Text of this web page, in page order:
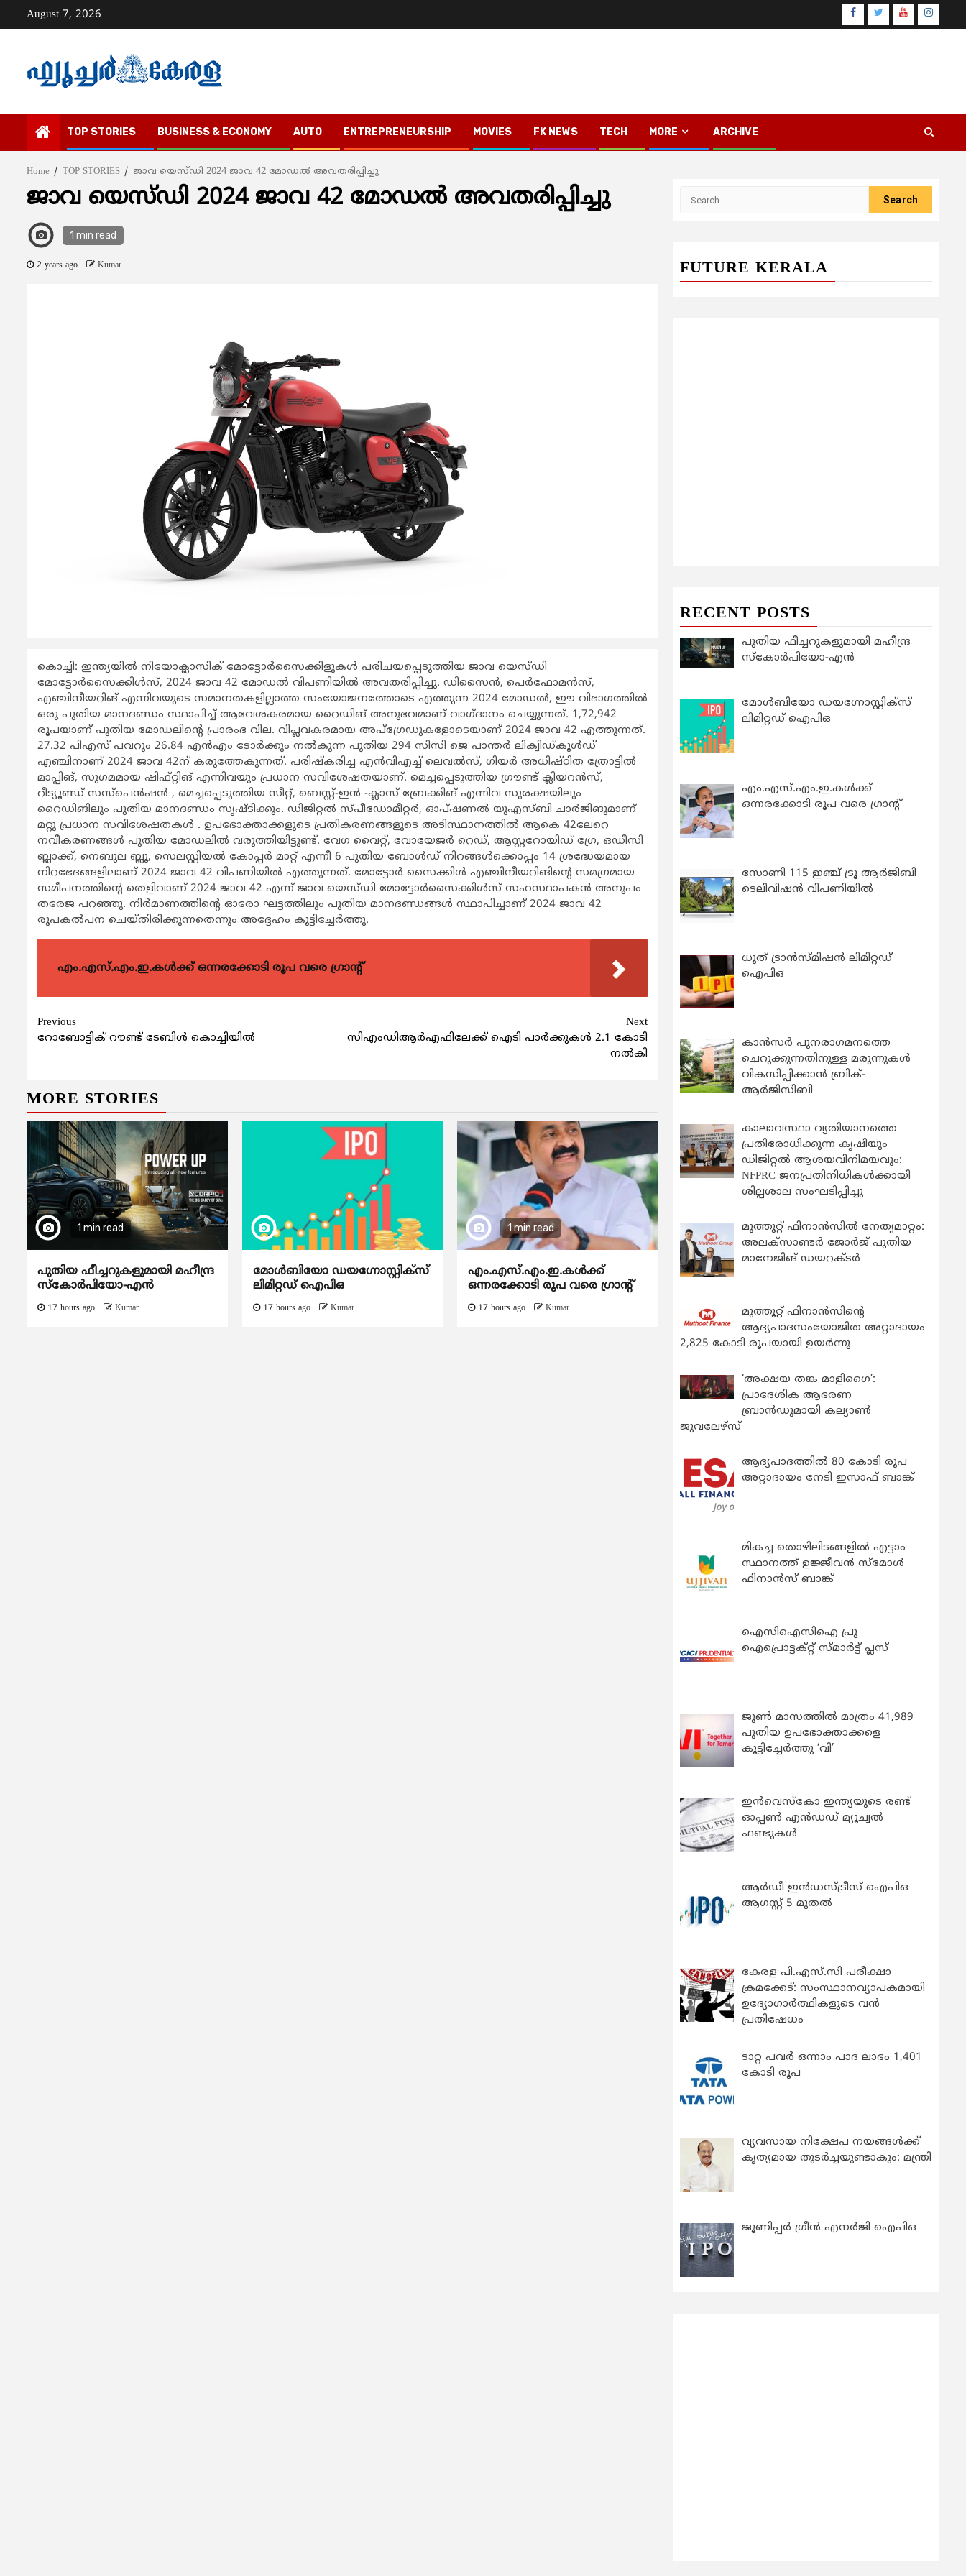
August 7, 2026 Facebook
TwitterYoutube
TOP STORIES BUSINESS & ECONOMY AUTO ENTREPRENEURSHIP MOVIES FK NEWS TECH MORE ARCHIVE
Home TOP STORIES ജാവ യെസ്ഡി 2024 ജാവ 42 മോഡല്‍ അവതരിപ്പിച്ചു
ജാവ യെസ്ഡി 2024 ജാവ 42 മോഡല്‍ അവതരിപ്പിച്ചു
1 min read
2 years ago Kumar
കൊച്ചി: ഇന്ത്യയില്‍ നിയോക്ലാസിക് മോട്ടോര്‍സൈക്കിളുകള്‍ പരിചയപ്പെടുത്തിയ ജാവ യെസ്ഡി
മോട്ടോര്‍സൈക്കിള്‍സ്, 2024 ജാവ 42 മോഡല്‍ വിപണിയില്‍ അവതരിപ്പിച്ചു. ഡിസൈന്‍, പെര്‍ഫോമന്‍സ്,
എഞ്ചിനീയറിങ് എന്നിവയുടെ സമാനതകളില്ലാത്ത സംയോജനത്തോടെ എത്തുന്ന 2024 മോഡല്‍, ഈ വിഭാഗത്തില്‍
ഒരു പുതിയ മാനദണ്ഡം സ്ഥാപിച്ച് ആവേശകരമായ റൈഡിങ് അനുഭവമാണ് വാഗ്ദാനം ചെയ്യുന്നത്. 1,72,942
രൂപയാണ് പുതിയ മോഡലിന്‍റെ പ്രാരംഭ വില. വിപ്ലവകരമായ അപ്ഗ്രേഡുകളോടെയാണ് 2024 ജാവ 42 എത്തുന്നത്.
27.32 പിഎസ് പവറും 26.84 എന്‍എം ടോര്‍ക്കും നല്‍കുന്ന പുതിയ 294 സിസി ജെ പാന്തര്‍ ലിക്വിഡ്കൂള്‍ഡ്
എഞ്ചിനാണ് 2024 ജാവ 42ന് കരുത്തേകുന്നത്. പരിഷ്കരിച്ച എന്‍വിഎച്ച് ലെവല്‍സ്, ഗിയര്‍ അധിഷ്ഠിത ത്രോട്ടില്‍
മാപ്പിങ്, സുഗമമായ ഷിഫ്റ്റിങ് എന്നിവയും പ്രധാന സവിശേഷതയാണ്. മെച്ചപ്പെടുത്തിയ ഗ്രൗണ്ട് ക്ലിയറന്‍സ്,
റീട്യൂണ്ഡ് സസ്പെന്‍ഷന്‍ , മെച്ചപ്പെടുത്തിയ സീറ്റ്, ബെസ്റ്റ്-ഇന്‍ -ക്ലാസ് ബ്രേക്കിങ് എന്നിവ സുരക്ഷയിലും
റൈഡിങിലും പുതിയ മാനദണ്ഡം സൃഷ്ടിക്കും. ഡിജിറ്റല്‍ സ്പീഡോമീറ്റര്‍, ഓപ്ഷണല്‍ യുഎസ്ബി ചാര്‍ജിങുമാണ്
മറ്റു പ്രധാന സവിശേഷതകള്‍ . ഉപഭോക്താക്കളുടെ പ്രതികരണങ്ങളുടെ അടിസ്ഥാനത്തില്‍ ആകെ 42ലേറെ
നവീകരണങ്ങള്‍ പുതിയ മോഡലില്‍ വരുത്തിയിട്ടുണ്ട്. വേഗ വൈറ്റ്, വോയേജര്‍ റെഡ്, ആസ്റ്ററോയിഡ് ഗ്രേ, ഒഡീസി
ബ്ലാക്ക്, നെബുല ബ്ലൂ, സെലസ്റ്റിയല്‍ കോപ്പര്‍ മാറ്റ് എന്നീ 6 പുതിയ ബോള്‍ഡ് നിറങ്ങള്‍ക്കൊപ്പം 14 ശ്രദ്ധേയമായ
നിറഭേദങ്ങളിലാണ് 2024 ജാവ 42 വിപണിയില്‍ എത്തുന്നത്. മോട്ടോര്‍ സൈക്കിള്‍ എഞ്ചിനീയറിങിന്‍റെ സമഗ്രമായ
സമീപനത്തിന്‍റെ തെളിവാണ് 2024 ജാവ 42 എന്ന് ജാവ യെസ്ഡി മോട്ടോര്‍സൈക്കിള്‍സ് സഹസ്ഥാപകന്‍ അനുപം
തരേജ പറഞ്ഞു. നിര്‍മാണത്തിന്‍റെ ഓരോ ഘട്ടത്തിലും പുതിയ മാനദണ്ഡങ്ങള്‍ സ്ഥാപിച്ചാണ് 2024 ജാവ 42
രൂപകല്‍പന ചെയ്തിരിക്കുന്നതെന്നും അദ്ദേഹം കൂട്ടിച്ചേര്‍ത്തു.
എം.എസ്.എം.ഇ.കൾക്ക് ഒന്നരക്കോടി രൂപ വരെ ഗ്രാന്റ്
Continue
Reading
Previous
റോബോട്ടിക് റൗണ്ട് ടേബിള്‍ കൊച്ചിയില്‍
Next
സിഎംഡിആര്‍എഫിലേക്ക് ഐടി പാര്‍ക്കുകള്‍ 2.1 കോടി
നല്‍കി
MORE STORIES
1 min read
പുതിയ ഫീച്ചറുകളുമായി മഹീന്ദ്ര
സ്കോർപിയോ-എൻ
17 hours ago Kumar
മോൾബിയോ ഡയഗ്നോസ്റ്റിക്സ്
ലിമിറ്റഡ് ഐപിഒ
17 hours ago Kumar
1 min read
എം.എസ്.എം.ഇ.കൾക്ക്
ഒന്നരക്കോടി രൂപ വരെ ഗ്രാന്റ്
17 hours ago Kumar
FUTURE KERALA
RECENT POSTS
പുതിയ ഫീച്ചറുകളുമായി മഹീന്ദ്ര
സ്കോർപിയോ-എൻ
മോൾബിയോ ഡയഗ്നോസ്റ്റിക്സ്
ലിമിറ്റഡ് ഐപിഒ
എം.എസ്.എം.ഇ.കൾക്ക്
ഒന്നരക്കോടി രൂപ വരെ ഗ്രാന്റ്
സോണി 115 ഇഞ്ച് ട്രൂ ആർജിബി
ടെലിവിഷൻ വിപണിയിൽ
ധൂത് ട്രാൻസ്മിഷൻ ലിമിറ്റഡ്
ഐപിഒ
കാന്‍സര്‍ പുനരാഗമനത്തെ
ചെറുക്കുന്നതിനുള്ള മരുന്നുകള്‍
വികസിപ്പിക്കാന്‍ ബ്രിക്-
ആര്‍ജിസിബി
കാലാവസ്ഥാ വ്യതിയാനത്തെ
പ്രതിരോധിക്കുന്ന കൃഷിയും
ഡിജിറ്റൽ ആശയവിനിമയവും:
NFPRC ജനപ്രതിനിധികൾക്കായി
ശില്പശാല സംഘടിപ്പിച്ചു
മുത്തൂറ്റ് ഫിനാൻസിൽ നേതൃമാറ്റം:
അലക്സാണ്ടർ ജോർജ് പുതിയ
മാനേജിങ് ഡയറക്ടർ
മുത്തൂറ്റ് ഫിനാൻസിന്റെ
ആദ്യപാദസംയോജിത അറ്റാദായം
2,825 കോടി രൂപയായി ഉയർന്നു
‘അക്ഷയ തങ്ക മാളിഗൈ’:
പ്രാദേശിക ആഭരണ
ബ്രാന്‍ഡുമായി കല്യാണ്‍
ജുവലേഴ്‌സ്
ആദ്യപാദത്തിൽ 80 കോടി രൂപ
അറ്റാദായം നേടി ഇസാഫ് ബാങ്ക്
മികച്ച തൊഴിലിടങ്ങളിൽ എട്ടാം
സ്ഥാനത്ത് ഉജ്ജീവൻ സ്മോൾ
ഫിനാൻസ് ബാങ്ക്
ഐസിഐസിഐ പ്രു
ഐപ്രൊട്ടക്റ്റ് സ്മാർട്ട് പ്ലസ്
ജൂൺ മാസത്തിൽ മാത്രം 41,989
പുതിയ ഉപഭോക്താക്കളെ
കൂട്ടിച്ചേർത്തു ‘വി’
ഇന്‍വെസ്കോ ഇന്ത്യയുടെ രണ്ട്
ഓപ്പണ്‍ എന്‍ഡഡ് മ്യൂച്വല്‍
ഫണ്ടുകള്‍
ആർഡീ ഇൻഡസ്ട്രീസ് ഐപിഒ
ആഗസ്റ്റ് 5 മുതൽ
കേരള പി.എസ്.സി പരീക്ഷാ
ക്രമക്കേട്: സംസ്ഥാനവ്യാപകമായി
ഉദ്യോഗാര്‍ത്ഥികളുടെ വന്‍
പ്രതിഷേധം
ടാറ്റ പവർ ഒന്നാം പാദ ലാഭം 1,401
കോടി രൂപ
വ്യവസായ നിക്ഷേപ നയങ്ങള്‍ക്ക്
കൃത്യമായ തുടര്‍ച്ചയുണ്ടാകും: മന്ത്രി
ജൂണിപ്പർ ഗ്രീൻ എനർജി ഐപിഒ